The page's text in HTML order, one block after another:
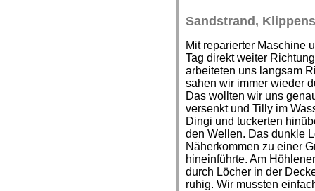
Sandstrand,
Mit reparierter Maschine
Tag direkt weiter
arbeiteten uns langsam
sahen wir immer wieder
Das wollten wir uns
versenkt und Tilly im
Dingi und tuckerten
den Wellen. Das dunkle
Näherkommen zu einer
hineinführte. Am
durch Löcher in der
ruhig. Wir mussten